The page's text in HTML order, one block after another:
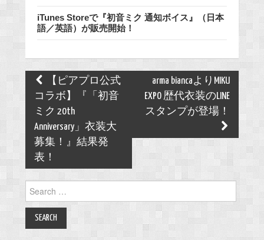
iTunes Storeで『初音ミク 通知ボイス』（日本
語／英語）が販売開始！
Post
navigation
【ピアプロ公式
コラボ】『「初音
ミク 20th
Anniversary」衣装大
募集！』結果発
表！
arma biancaよりMIKU
EXPO 歴代衣装のLINE
スタンプが登場！
for: